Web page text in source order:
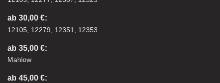
ab 30,00 €:
12105, 12279, 12351, 12353
ab 35,00 €:
Mahlow
ab 45,00 €: